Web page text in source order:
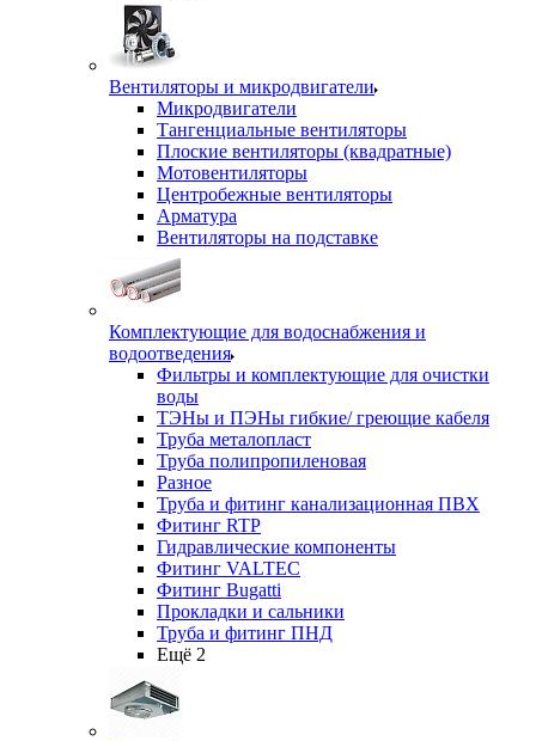
Вентиляторы и микродвигатели
Микродвигатели
Тангенциальные вентиляторы
Плоские вентиляторы (квадратные)
Мотовентиляторы
Центробежные вентиляторы
Арматура
Вентиляторы на подставке
Комплектующие для водоснабжения и
водоотведения
Фильтры и комплектующие для очистки
воды
ТЭНы и ПЭНы гибкие/ греющие кабеля
Труба металопласт
Труба полипропиленовая
Разное
Труба и фитинг канализационная ПВХ
Фитинг RTP
Гидравлические компоненты
Фитинг VALTEC
Фитинг Bugatti
Прокладки и сальники
Труба и фитинг ПНД
Ещё 2